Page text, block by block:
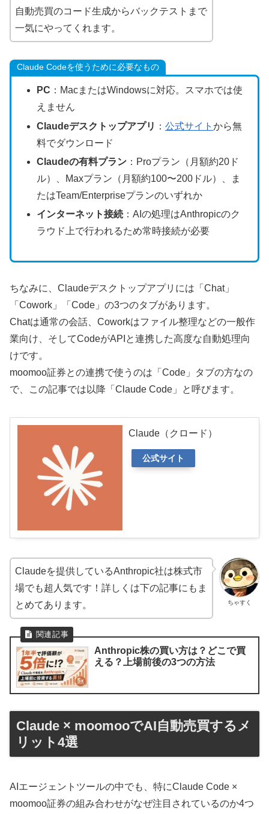
自動売買のコード生成からバックテストまで
一気にやってくれます。
Claude Codeを使うために必要なもの
PC ：MacまたはWindowsに対応。スマホでは使
えません
Claudeデスクトップアプリ ： 公式サイト から無
料でダウンロード
Claudeの有料プラン：Proプラン（月額約20ド
ル）、Maxプラン（月額約100〜200ドル）、ま
たはTeam/Enterpriseプランのいずれか
インターネット接続：AIの処理はAnthropicのク
ラウド上で行われるため常時接続が必要
ちなみに、Claudeデスクトップアプリには「Chat」
「Cowork」「Code」の3つのタブがあります。
Chatは通常の会話、Coworkはファイル整理などの一般作
業向け、そしてCodeがAPIと連携した高度な自動処理向
けです。
moomoo証券との連携で使うのは「Code」タブの方なの
で、この記事では以降「Claude Code」と呼びます。
Claude（クロード）
公式サイト
ちゃすく
Claudeを提供しているAnthropic社は株式市
場でも超人気です！詳しくは下の記事にもま
とめてあります。
Anthropic株の買い方は？どこで買
える？上場前後の3つの方法
Claude × moomooでAI自動売買するメ
リット4選
AIエージェントツールの中でも、特にClaude Code ×
moomoo証券の組み合わせがなぜ注目されているのか4つ